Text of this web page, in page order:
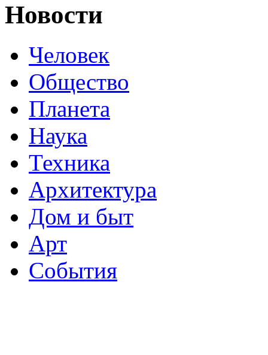
Новости
Человек
Общество
Планета
Наука
Техника
Архитектура
Дом и быт
Арт
События